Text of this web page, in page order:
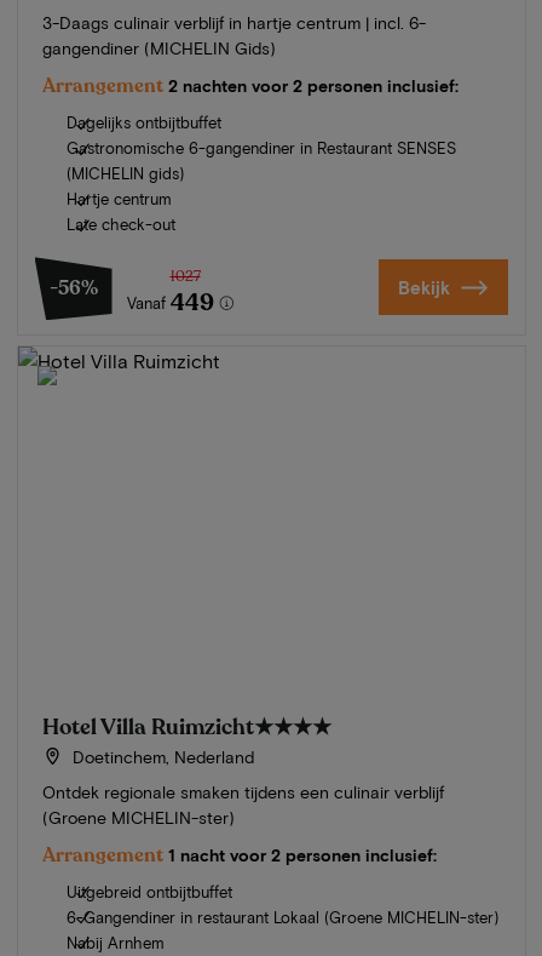
3-Daags culinair verblijf in hartje centrum | incl. 6-
gangendiner (MICHELIN Gids)
Arrangement 2 nachten voor 2 personen inclusief:
Dagelijks ontbijtbuffet
Gastronomische 6-gangendiner in Restaurant SENSES
(MICHELIN gids)
Hartje centrum
Late check-out
-56%
Vanaf
1027
449 Bekijk
Hotel Villa Ruimzicht★★★★
Doetinchem, Nederland
Ontdek regionale smaken tijdens een culinair verblijf
(Groene MICHELIN-ster)
Arrangement 1 nacht voor 2 personen inclusief:
Uitgebreid ontbijtbuffet
6-Gangendiner in restaurant Lokaal (Groene MICHELIN-ster)
Nabij Arnhem